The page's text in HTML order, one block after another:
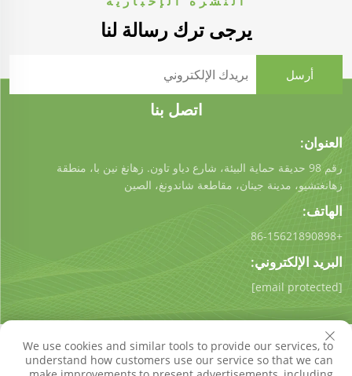
يرجى ترك رسالة لنا
اتصل بنا
العنوان:
رقم 98 حديقة حماية البيئة، شارع دياو تاون. زهانغ نين با، منطقة
زهانغتشيو، مدينة جينان، مقاطعة شاندونغ، الصين
الهاتف:
+86-15621890898
البريد الإلكتروني:
[email protected]
We use cookies and similar tools to provide our services, to
understand how customers use our service so that we can